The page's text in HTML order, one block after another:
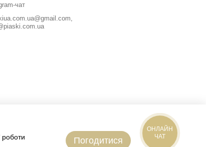
чат
роботи
Погодитися
ОНЛАЙН
ЧАТ